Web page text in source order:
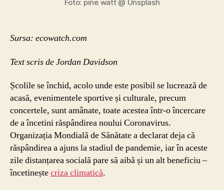
Foto: pine watt @ Unsplash
Sursa: ecowatch.com
Text scris de Jordan Davidson
Școlile se închid, acolo unde este posibil se lucrează de
acasă, evenimentele sportive și culturale, precum
concertele, sunt amânate, toate acestea într-o încercare
de a încetini răspândirea noului Coronavirus.
Organizația Mondială de Sănătate a declarat deja că
răspândirea a ajuns la stadiul de pandemie, iar în aceste
zile distanțarea socială pare să aibă și un alt beneficiu –
încetineștecriza climatică.